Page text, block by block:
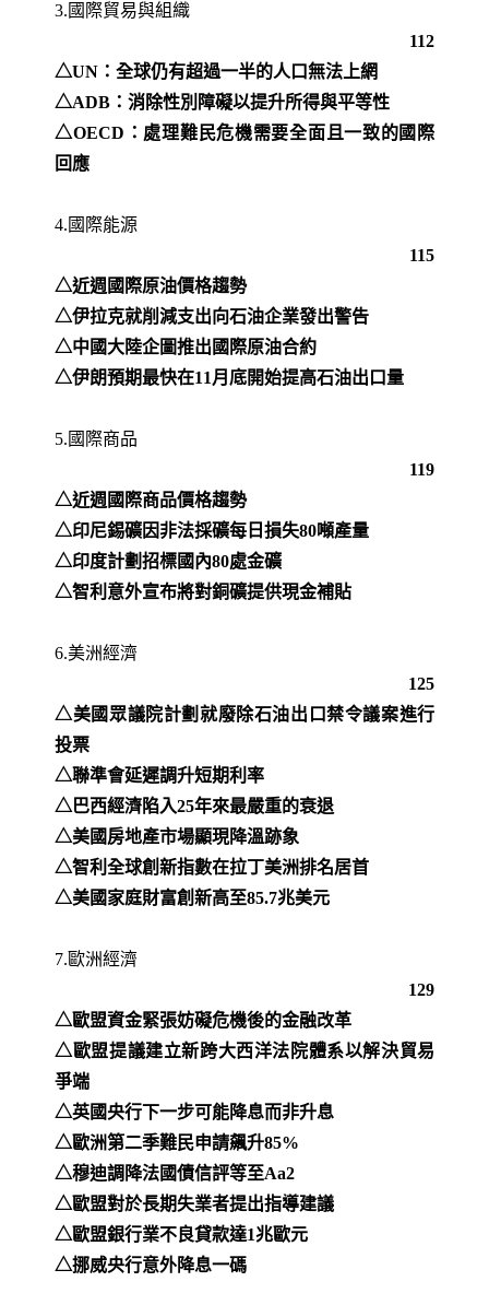
3.國際貿易與組織
112
△UN：全球仍有超過一半的人口無法上網
△ADB：消除性別障礙以提升所得與平等性
△OECD：處理難民危機需要全面且一致的國際
回應
4.國際能源
115
△近週國際原油價格趨勢
△伊拉克就削減支出向石油企業發出警告
△中國大陸企圖推出國際原油合約
△伊朗預期最快在11月底開始提高石油出口量
5.國際商品
119
△近週國際商品價格趨勢
△印尼錫礦因非法採礦每日損失80噸產量
△印度計劃招標國內80處金礦
△智利意外宣布將對銅礦提供現金補貼
6.美洲經濟
125
△美國眾議院計劃就廢除石油出口禁令議案進行
投票
△聯準會延遲調升短期利率
△巴西經濟陷入25年來最嚴重的衰退
△美國房地產市場顯現降溫跡象
△智利全球創新指數在拉丁美洲排名居首
△美國家庭財富創新高至85.7兆美元
7.歐洲經濟
129
△歐盟資金緊張妨礙危機後的金融改革
△歐盟提議建立新跨大西洋法院體系以解決貿易
爭端
△英國央行下一步可能降息而非升息
△歐洲第二季難民申請飆升85%
△穆迪調降法國債信評等至Aa2
△歐盟對於長期失業者提出指導建議
△歐盟銀行業不良貸款達1兆歐元
△挪威央行意外降息一碼